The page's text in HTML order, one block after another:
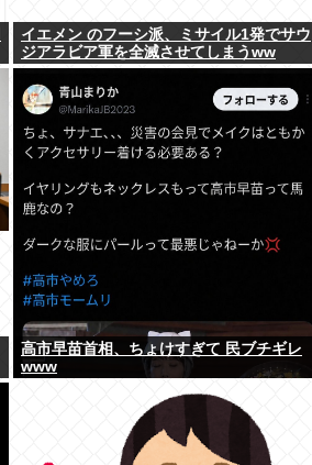
イエメン のフーシ派、ミサイル1発でサウ
ジアラビア軍を全滅させてしまうww
高市早苗首相、ちょけすぎて 民ブチギレ
www